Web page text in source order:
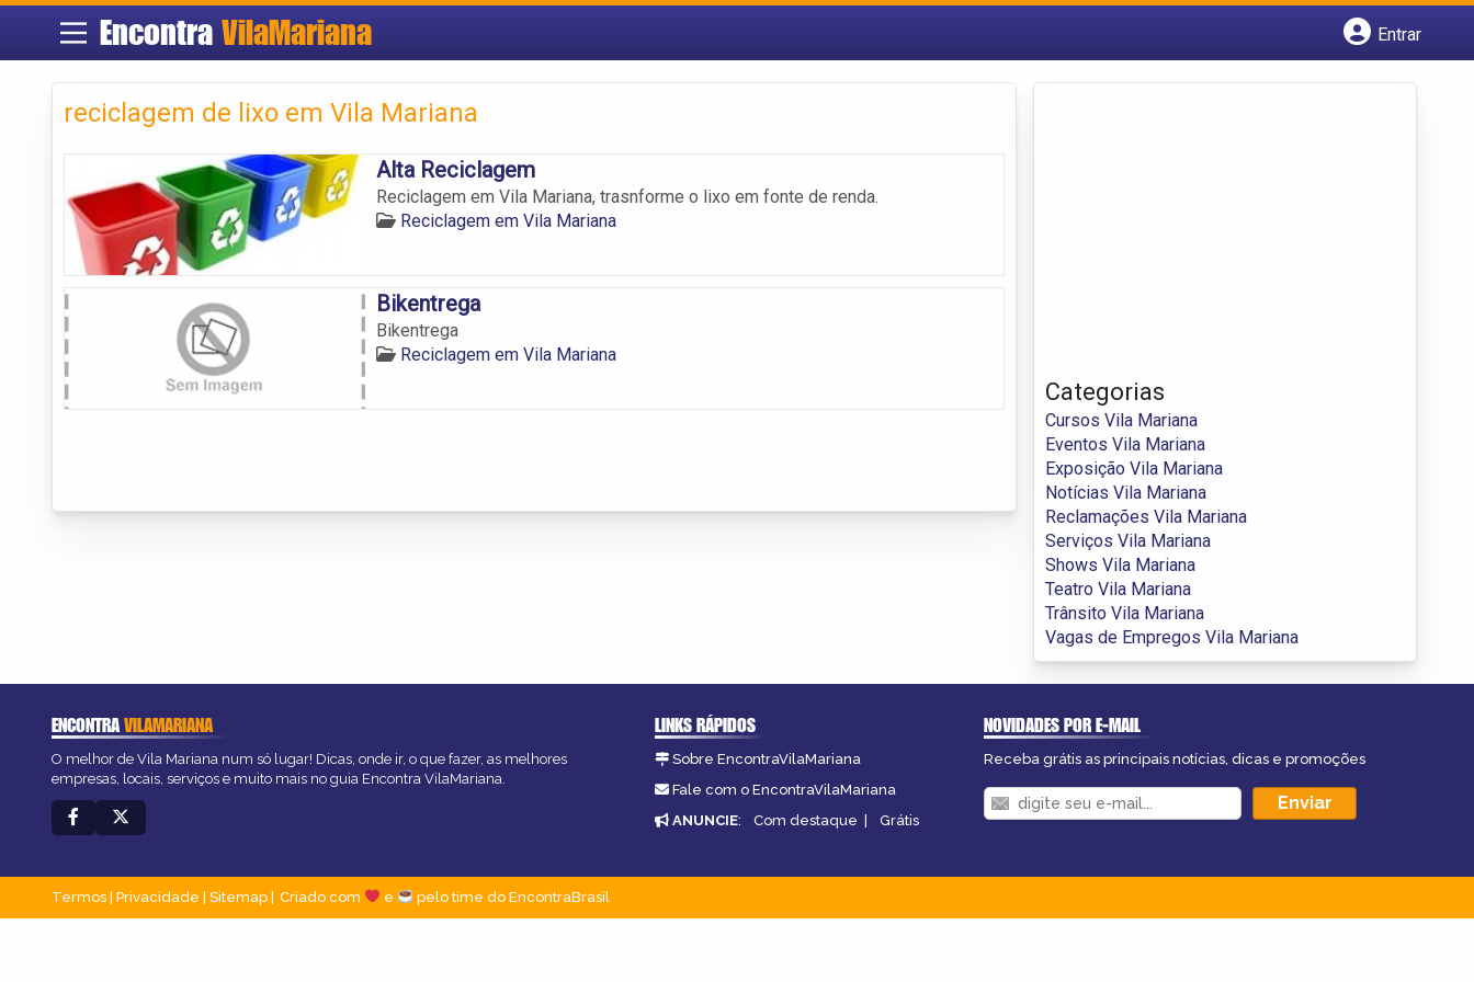
Encontra VilaMariana
Entrar
reciclagem de lixo em Vila Mariana
Alta Reciclagem
Reciclagem em Vila Mariana, trasnforme o lixo em fonte de renda.
Reciclagem em Vila Mariana
Bikentrega
Bikentrega
Reciclagem em Vila Mariana
Categorias
Cursos Vila Mariana
Eventos Vila Mariana
Exposição Vila Mariana
Notícias Vila Mariana
Reclamações Vila Mariana
Serviços Vila Mariana
Shows Vila Mariana
Teatro Vila Mariana
Trânsito Vila Mariana
Vagas de Empregos Vila Mariana
ENCONTRAVILAMARIANA
O melhor de Vila Mariana num só lugar! Dicas, onde ir, o que fazer, as melhores
empresas, locais, serviços e muito mais no guia Encontra VilaMariana.
LINKS RÁPIDOS
Sobre EncontraVilaMariana
Fale com o EncontraVilaMariana
ANUNCIE: Com destaque | Grátis
NOVIDADES POR E-MAIL
Receba grátis as principais notícias, dicas e promoções
Termos Privacidade Sitemap Criado com e pelo time do EncontraBrasil